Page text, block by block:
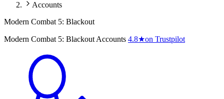
Accounts
Modern Combat 5: Blackout
Modern Combat 5: Blackout Accounts 4.8★on Trustpilot